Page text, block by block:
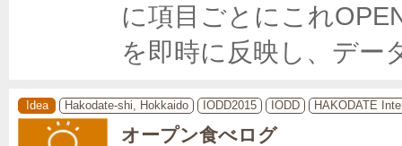
に項目ごとにこれ
を即時に反映し、デー
Idea Hakodate-shi, Hokkaido IODD2015 IODD HAKODATE
オープン食べログ